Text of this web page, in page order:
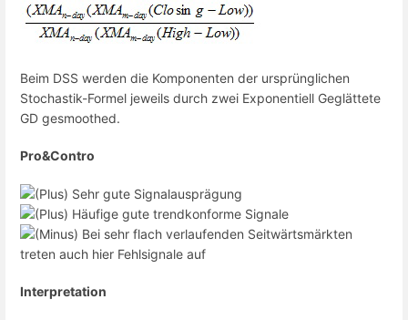
Beim DSS werden die Komponenten der ursprünglichen
Stochastik-Formel jeweils durch zwei Exponentiell Geglättete
GD gesmoothed.
Pro&Contro
Sehr gute Signalausprägung
Häufige gute trendkonforme Signale
Bei sehr flach verlaufenden Seitwärtsmärkten
treten auch hier Fehlsignale auf
Interpretation